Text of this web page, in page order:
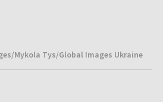
Mykola Tys/Global Images Ukraine